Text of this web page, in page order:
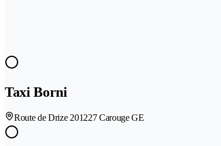
Taxi Borni
Route de Drize 201227 Carouge GE